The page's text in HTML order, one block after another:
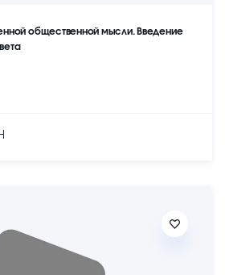
общественной мысли. Введение